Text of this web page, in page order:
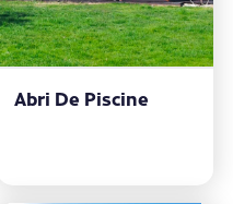
Abri De Piscine